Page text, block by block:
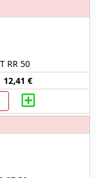
RR 50
12,41 €